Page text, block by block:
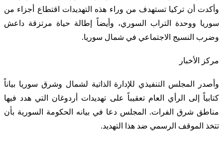
وأكدت أن تركيا تستهدف من وراء هذه التهديدات اقتطاع أجزاء من
سوريا ووحدة التراب السوري، وأيضاً إطالة حياة مرتزقة داعش
وضرب النسيج الاجتماعي في شمال سوريا.
مركز الأخبار
وأصدر المجلس التنفيذي للإدارة الذاتية لشمال وشرق سوريا بياناً
كتابياً إلى الرأي العام تعقيباً على تهديدات أردوغان التي هدد فيها
مناطق شرق الفرات. المجلس دعا في بيانه الحكومة السورية بأن
تتخذ الموقف الرسمي ضد هذا التهديد.